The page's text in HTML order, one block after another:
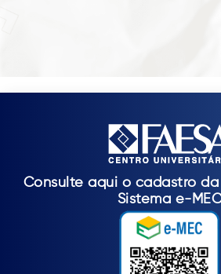
Consulte aqui o cadastro
Sistema e-